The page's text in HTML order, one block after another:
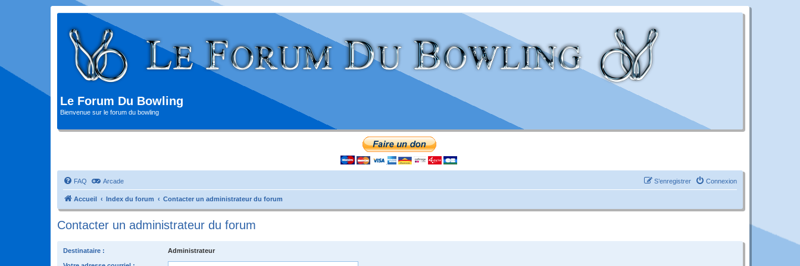
Le Forum Du Bowling
Bienvenue sur le forum du bowling
FAQ Arcade Connexion
S’enregistrer
Accueil Index du forum Contacter un administrateur du forum
Contacter un administrateur du forum
Destinataire : Administrateur